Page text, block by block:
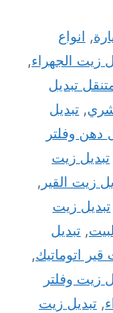
, انواع
زيت الجهراء,
تبديل
, تبديل
دهن وفلتر
تبديل زيت
زيت القير ,
تبديل زيت
, تبديل
قير اتوماتيك,
زيت وفلتر
, تبديل زيت